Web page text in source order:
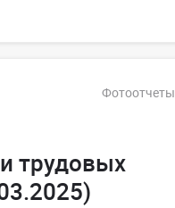
Фотоотчеты
трудовых